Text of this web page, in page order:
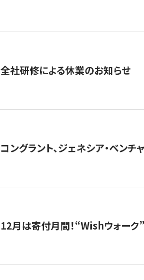
全社研修による休業のお知らせ
コングラント、ジェネシア・ベ
12月は寄付月間！“Wishウォー